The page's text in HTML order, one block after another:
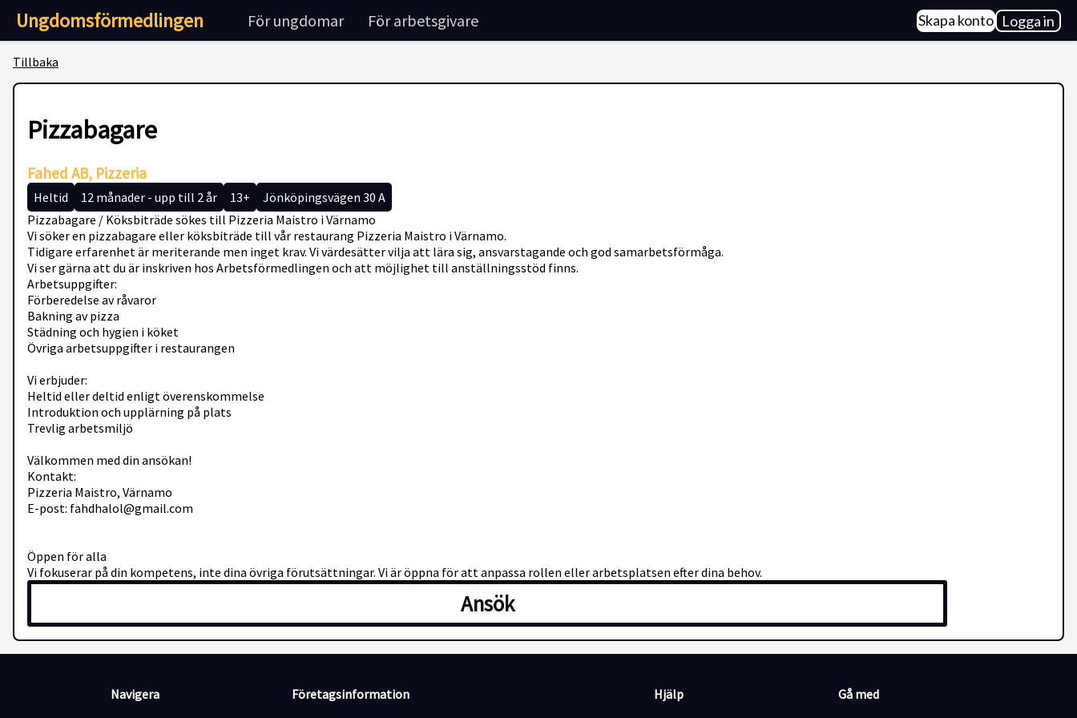
Ungdomsförmedlingen För ungdomar För arbetsgivare Skapa konto Logga in
Tillbaka
Pizzabagare
Fahed AB, Pizzeria
Heltid 12 månader - upp till 2 år 13+
Jönköpingsvägen 30 A
Pizzabagare / Köksbiträde sökes till Pizzeria Maistro i Värnamo
Vi söker en pizzabagare eller köksbiträde till vår restaurang Pizzeria Maistro i Värnamo.
Tidigare erfarenhet är meriterande men inget krav. Vi värdesätter vilja att lära sig, ansvarstagande och god samarbetsförmåga.
Vi ser gärna att du är inskriven hos Arbetsförmedlingen och att möjlighet till anställningsstöd finns.
Arbetsuppgifter:
Förberedelse av råvaror
Bakning av pizza
Städning och hygien i köket
Övriga arbetsuppgifter i restaurangen
Vi erbjuder:
Heltid eller deltid enligt överenskommelse
Introduktion och upplärning på plats
Trevlig arbetsmiljö
Välkommen med din ansökan!
Kontakt:
Pizzeria Maistro, Värnamo
E-post: fahdhalol@gmail.com
Öppen för alla
Vi fokuserar på din kompetens, inte dina övriga förutsättningar. Vi är öppna för att anpassa rollen eller arbetsplatsen efter dina behov.
Ansök
Navigera Företagsinformation Hjälp Gå med